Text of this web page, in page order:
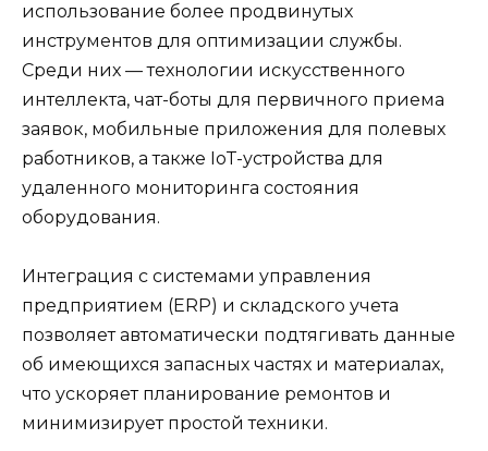
использование более продвинутых
инструментов для оптимизации службы.
Среди них — технологии искусственного
интеллекта, чат-боты для первичного приема
заявок, мобильные приложения для полевых
работников, а также IoT-устройства для
удаленного мониторинга состояния
оборудования.
Интеграция с системами управления
предприятием (ERP) и складского учета
позволяет автоматически подтягивать данные
об имеющихся запасных частях и материалах,
что ускоряет планирование ремонтов и
минимизирует простой техники.